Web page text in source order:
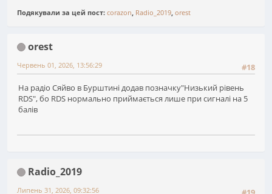
Подякували за цей пост: corazon Radio_2019 orest
orest
#18
Червень 01, 2026, 13:56:29
На радіо Сяйво в Бурштині додав позначку"Низький рівень
RDS", бо RDS нормально приймається лише при сигналі на 5
балів
Radio_2019
Липень 31, 2026, 09:32:56